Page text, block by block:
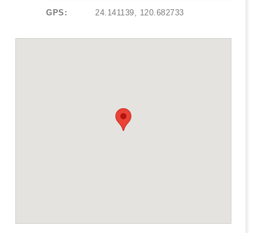
GPS: 24.141139, 120.682733